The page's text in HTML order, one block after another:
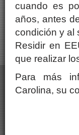
cuando es
años, antes
condición y al
Residir en
que realizar
Para más
Carolina, su